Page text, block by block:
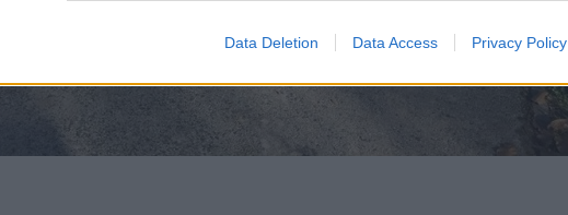
Data Deletion Data Access Privacy Policy